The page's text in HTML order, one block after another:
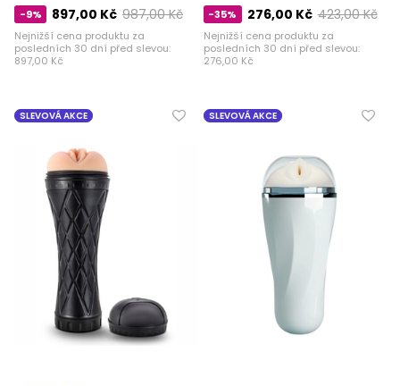
-9% 987,00 Kč
897,00 Kč
Nejnižší cena produktu za
posledních 30 dní před slevou:
897,00 Kč
-35% 423,00 Kč
276,00 Kč
Nejnižší cena produktu za
posledních 30 dní před slevou:
276,00 Kč
SLEVOVÁ AKCE SLEVOVÁ AKCE